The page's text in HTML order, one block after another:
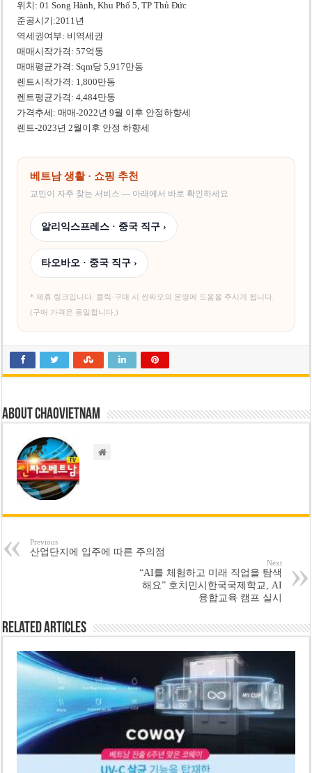
위치: 01 Song Hành, Khu Phố 5, TP Thủ Đức
준공시기:2011년
역세권여부: 비역세권
매매시작가격: 57억동
매매평균가격: Sqm당 5,917만동
렌트시작가격: 1,800만동
렌트평균가격: 4,484만동
가격추세: 매매-2022년 9월 이후 안정하향세
렌트-2023년 2월이후 안정 하향세
베트남 생활 · 쇼핑 추천
교민이 자주 찾는 서비스 — 아래에서 바로 확인하세요
알리익스프레스 · 중국 직구 ›
타오바오 · 중국 직구 ›
* 제휴 링크입니다. 클릭·구매 시 씬짜오의 운영에 도움을 주시게 됩니다.
(구매 가격은 동일합니다.)
About chaovietnam
Previous
산업단지에 입주에 따른 주의점
Next
“AI를 체험하고 미래 직업을 탐색
해요” 호치민시한국국제학교, AI
융합교육 캠프 실시
Related Articles